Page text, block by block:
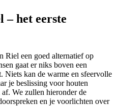
– het eerste
Riel een goed alternatief op
gaat er niks boven een
Niets kan de warme en sfeervolle
je beslissing voor houten
We zullen hieronder de
en je voorlichten over